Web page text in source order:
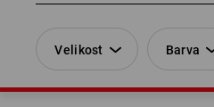
Velikost Barva